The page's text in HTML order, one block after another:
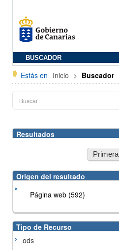
BUSCADOR
Estás en Inicio > Buscador
Resultados
Primera
Origen del resultado
Página web (592)
Tipo de Recurso
ods